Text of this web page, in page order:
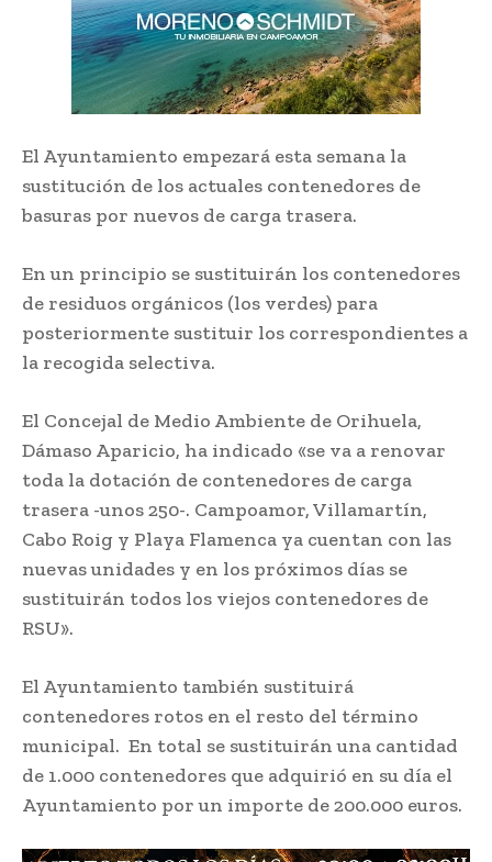
El Ayuntamiento empezará esta semana la
sustitución de los actuales contenedores de
basuras por nuevos de carga trasera.
En un principio se sustituirán los contenedores
de residuos orgánicos (los verdes) para
posteriormente sustituir los correspondientes a
la recogida selectiva.
El Concejal de Medio Ambiente de Orihuela,
Dámaso Aparicio, ha indicado «se va a renovar
toda la dotación de contenedores de carga
trasera -unos 250-. Campoamor, Villamartín,
Cabo Roig y Playa Flamenca ya cuentan con las
nuevas unidades y en los próximos días se
sustituirán todos los viejos contenedores de
RSU».
El Ayuntamiento también sustituirá
contenedores rotos en el resto del término
municipal. En total se sustituirán una cantidad
de 1.000 contenedores que adquirió en su día el
Ayuntamiento por un importe de 200.000 euros.